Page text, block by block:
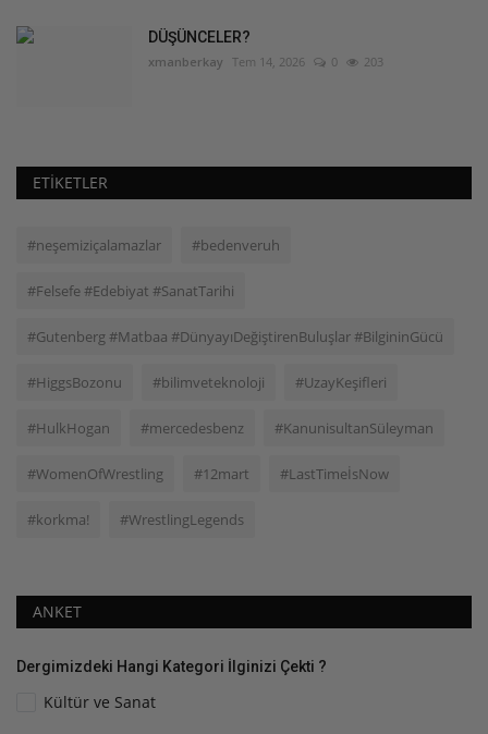
DÜŞÜNCELER?
xmanberkay Tem 14, 2026 0 203
ETIKETLER
#neşemiziçalamazlar #bedenveruh
#Felsefe #Edebiyat #SanatTarihi
#Gutenberg #Matbaa #DünyayıDeğiştirenBuluşlar #BilgininGücü
#HiggsBozonu #bilimveteknoloji #UzayKeşifleri
#HulkHogan #mercedesbenz #KanunisultanSüleyman
#WomenOfWrestling #12mart #LastTimeİsNow
#korkma! #WrestlingLegends
ANKET
Dergimizdeki Hangi Kategori İlginizi Çekti ?
Kültür ve Sanat